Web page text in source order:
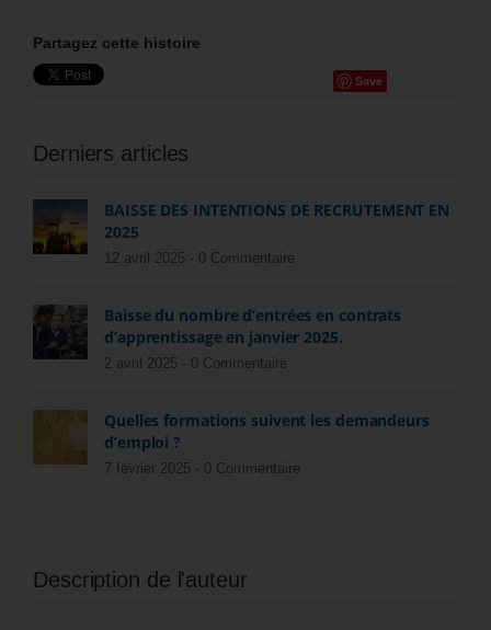
Partagez cette histoire
Save
Derniers articles
BAISSE DES INTENTIONS DE RECRUTEMENT EN
2025
12 avril 2025 - 0 Commentaire
Baisse du nombre d’entrées en contrats
d’apprentissage en janvier 2025.
2 avril 2025 - 0 Commentaire
Quelles formations suivent les demandeurs
d’emploi ?
7 février 2025 - 0 Commentaire
Description de l'auteur